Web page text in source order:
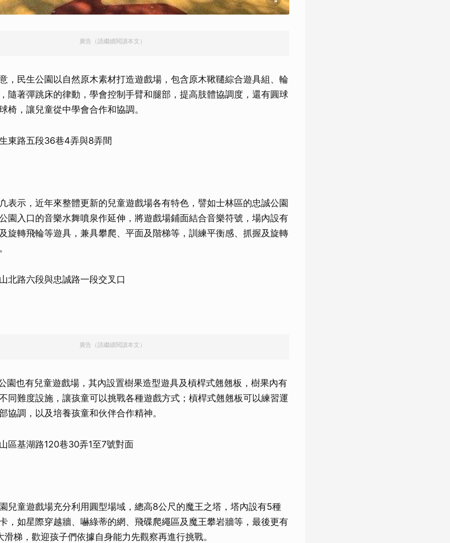
廣告（請繼續閱讀本文）
，民生公園以自然原木素材打造遊戲場，包含原木鞦韆綜合遊具組、輪
隨著彈跳床的律動，學會控制手臂和腿部，提高肢體協調度，還有圓球
椅，讓兒童從中學會合作和協調。
東路五段36巷4弄與8弄間
表示，近年來整體更新的兒童遊戲場各有特色，譬如士林區的忠誠公園
園入口的音樂水舞噴泉作延伸，將遊戲場鋪面結合音樂符號，場內設有
旋轉飛輪等遊具，兼具攀爬、平面及階梯等，訓練平衡感、抓握及旋轉
北路六段與忠誠路一段交叉口
廣告（請繼續閱讀本文）
園也有兒童遊戲場，其內設置樹果造型遊具及槓桿式翹翹板，樹果內有
同難度設施，讓孩童可以挑戰各種遊戲方式；槓桿式翹翹板可以練習運
協調，以及培養孩童和伙伴合作精神。
區基湖路120巷30弄1至7號對面
兒童遊戲場充分利用圓型場域，總高8公尺的魔王之塔，塔內設有5種
，如星際穿越牆、嚇綠蒂的網、飛碟爬繩區及魔王攀岩牆等，最後更有
梯，歡迎孩子們依據自身能力先觀察再進行挑戰。